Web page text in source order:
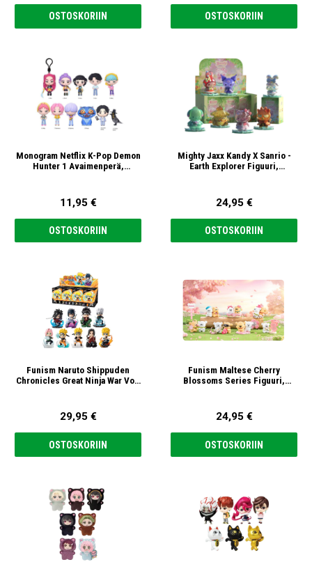
OSTOSKORIIN OSTOSKORIIN
Monogram Netflix K-Pop Demon
Hunter 1 Avaimenperä,
11,95 €
OSTOSKORIIN
Mighty Jaxx Kandy X Sanrio -
Earth Explorer Figuuri,
24,95 €
OSTOSKORIIN
Funism Naruto Shippuden
Chronicles Great Ninja War Vol.
29,95 €
OSTOSKORIIN
Funism Maltese Cherry
Blossoms Series Figuuri,
24,95 €
OSTOSKORIIN